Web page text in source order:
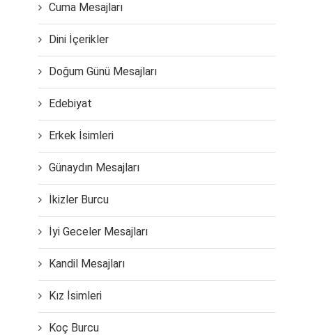
Cuma Mesajları
Dini İçerikler
Doğum Günü Mesajları
Edebiyat
Erkek İsimleri
Günaydın Mesajları
İkizler Burcu
İyi Geceler Mesajları
Kandil Mesajları
Kız İsimleri
Koç Burcu